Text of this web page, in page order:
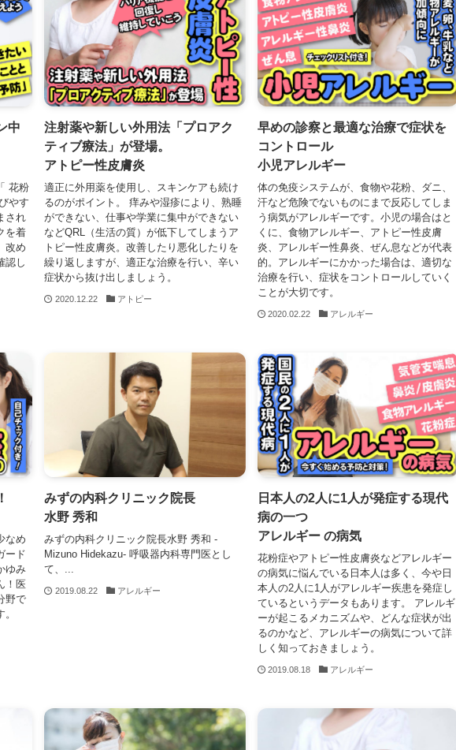
中
花粉
やす
され
を着
改め
認し
注射薬や新しい外用法「プロアク
ティブ療法」が登場。
アトピー性皮膚炎
適正に外用薬を使用し、スキンケアも続け
るのがポイント。 痒みや湿疹により、熟睡
ができない、仕事や学業に集中ができない
などQRL（生活の質）が低下してしまうア
トピー性皮膚炎。改善したり悪化したりを
繰り返しますが、適正な治療を行い、辛い
症状から抜け出しましょう。
2020.12.22 アトピー
早めの診察と最適な治療で症状を
コントロール
小児アレルギー
体の免疫システムが、食物や花粉、ダニ、
汗など危険でないものにまで反応してしま
う病気がアレルギーです。小児の場合はと
くに、食物アレルギー、アトピー性皮膚
炎、アレルギー性鼻炎、ぜん息などが代表
的。アレルギーにかかった場合は、適切な
治療を行い、症状をコントロールしていく
ことが大切です。
2020.02.22 アレルギー
なめ
ード
ゆみ
！医
野で
みずの内科クリニック院長
水野 秀和
みずの内科クリニック院長水野 秀和 -
Mizuno Hidekazu- 呼吸器内科専門医とし
て、...
2019.08.22 アレルギー
日本人の2人に1人が発症する現代
病の一つ
アレルギー の病気
花粉症やアトピー性皮膚炎などアレルギー
の病気に悩んでいる日本人は多く、今や日
本人の2人に1人がアレルギー疾患を発症し
ているというデータもあります。 アレルギ
ーが起こるメカニズムや、どんな症状が出
るのかなど、アレルギーの病気について詳
しく知っておきましょう。
2019.08.18 アレルギー